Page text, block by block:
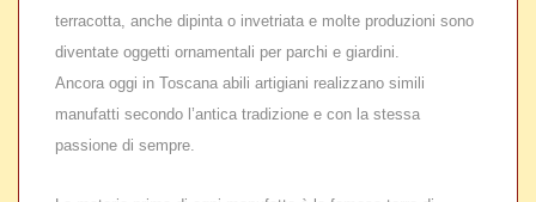
terracotta, anche dipinta o invetriata e molte produzioni sono
diventate oggetti ornamentali per parchi e giardini.
Ancora oggi in Toscana abili artigiani realizzano simili
manufatti secondo l’antica tradizione e con la stessa
passione di sempre.